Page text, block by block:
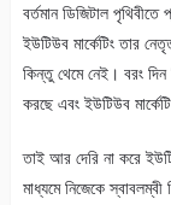
বর্তমান ডিজিটাল
ইউটিউব মার্কেটিং তার
কিন্তু থেমে নেই। বরং দিন
করছে এবং ইউটিউব
তাই আর দেরি না করে
মাধ্যমে নিজেকে